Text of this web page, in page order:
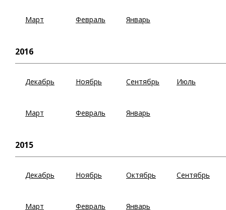
Март Февраль Январь
2016
Декабрь Ноябрь Сентябрь Июль
Март Февраль Январь
2015
Декабрь Ноябрь Октябрь Сентябрь
Март Февраль Январь